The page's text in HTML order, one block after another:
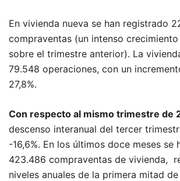
En vivienda nueva se han registrado
compraventas (un intenso
sobre el trimestre anterior). La
79.548 operaciones, con un
27,8%.
Con respecto al mismo trimestre de
descenso interanual del tercer
-16,6%. En los últimos doce meses se
423.486 compraventas de vivienda,
niveles anuales de la primera mitad de